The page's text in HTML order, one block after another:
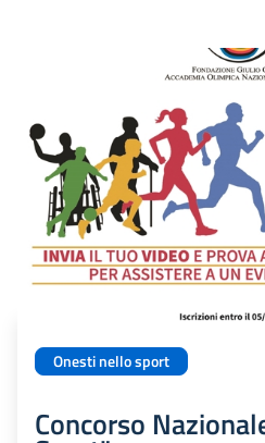
Onesti nello sport
Concorso